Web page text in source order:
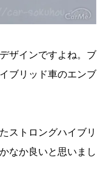
ザインですよね。ブ
ブリッド車のエンブ
ストロングハイブリ
なか良いと思いまし